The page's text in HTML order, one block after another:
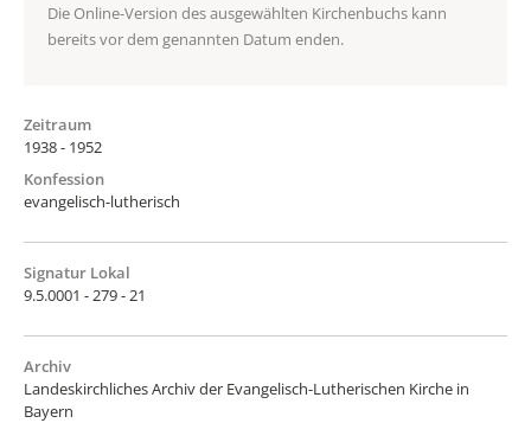
Die Online-Version des ausgewählten Kirchenbuchs kann
bereits vor dem genannten Datum enden.
Zeitraum
1938 - 1952
Konfession
evangelisch-lutherisch
Signatur Lokal
9.5.0001 - 279 - 21
Archiv
Landeskirchliches Archiv der Evangelisch-Lutherischen Kirche in
Bayern